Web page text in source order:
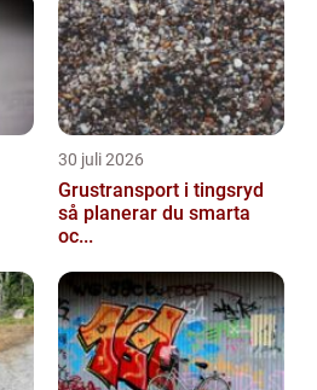
30 juli 2026
Grustransport i tingsryd
så planerar du smarta
oc...